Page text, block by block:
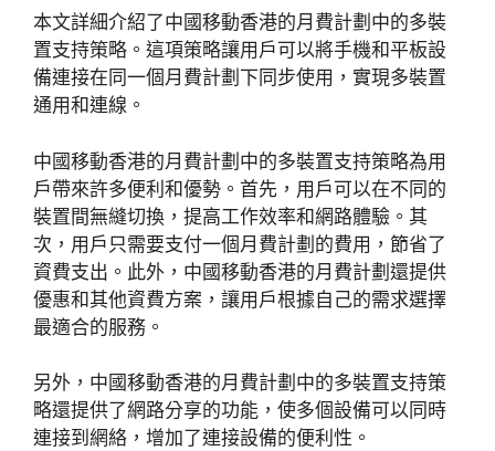
本文詳細介紹了中國移動香港的月費計劃中的多裝
置支持策略。這項策略讓用戶可以將手機和平板設
備連接在同一個月費計劃下同步使用，實現多裝置
通用和連線。
中國移動香港的月費計劃中的多裝置支持策略為用
戶帶來許多便利和優勢。首先，用戶可以在不同的
裝置間無縫切換，提高工作效率和網路體驗。其
次，用戶只需要支付一個月費計劃的費用，節省了
資費支出。此外，中國移動香港的月費計劃還提供
優惠和其他資費方案，讓用戶根據自己的需求選擇
最適合的服務。
另外，中國移動香港的月費計劃中的多裝置支持策
略還提供了網路分享的功能，使多個設備可以同時
連接到網絡，增加了連接設備的便利性。